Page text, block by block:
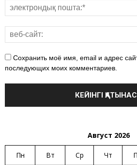
Сохранить моё имя, email и адрес
последующих моих комментариев.
Август 2026
Пн Вт Ср Чт